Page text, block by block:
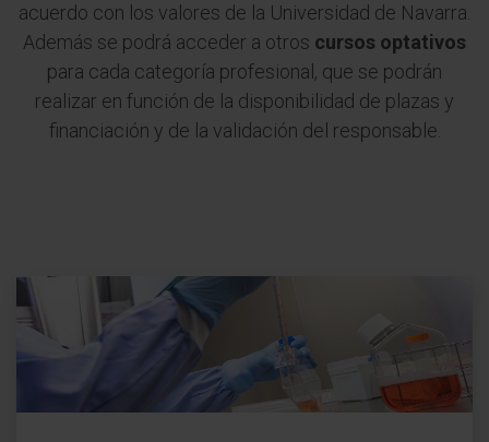
acuerdo con los valores de la Universidad de Navarra.
Además se podrá acceder a otros cursos optativos
para cada categoría profesional, que se podrán
realizar en función de la disponibilidad de plazas y
financiación y de la validación del responsable.